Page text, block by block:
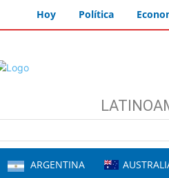
Hoy Política
ARGENTINA